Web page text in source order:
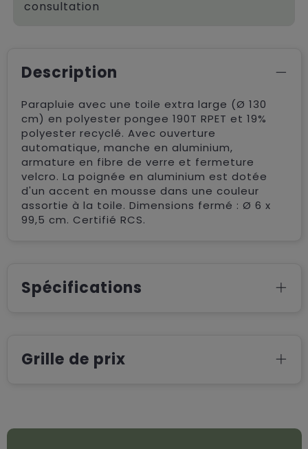
consultation
Description
Parapluie avec une toile extra large (Ø 130
cm) en polyester pongee 190T RPET et 19%
polyester recyclé. Avec ouverture
automatique, manche en aluminium,
armature en fibre de verre et fermeture
velcro. La poignée en aluminium est dotée
d'un accent en mousse dans une couleur
assortie à la toile. Dimensions fermé : Ø 6 x
99,5 cm. Certifié RCS.
Spécifications
Grille de prix